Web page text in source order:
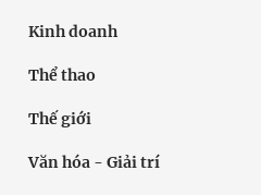
Kinh doanh
Thể thao
Thế giới
Văn hóa - Giải trí